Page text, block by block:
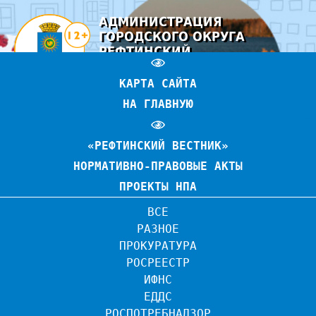
АДМИНИСТРАЦИЯ
ГОРОДСКОГО ОКРУГА
РЕФТИНСКИЙ
ОФИЦИАЛЬНЫЙ САЙТ
КАРТА САЙТА
НА ГЛАВНУЮ
«РЕФТИНСКИЙ ВЕСТНИК»
НОРМАТИВНО-ПРАВОВЫЕ АКТЫ
ПРОЕКТЫ НПА
ВСЕ
РАЗНОЕ
ПРОКУРАТУРА
РОСРЕЕСТР
ИФНС
ЕДДС